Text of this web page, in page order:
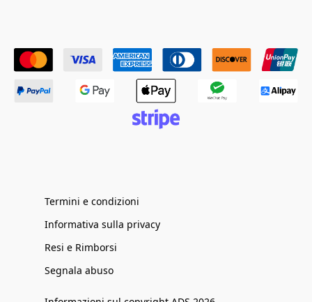
Termini e condizioni
Informativa sulla privacy
Resi e Rimborsi
Segnala abuso